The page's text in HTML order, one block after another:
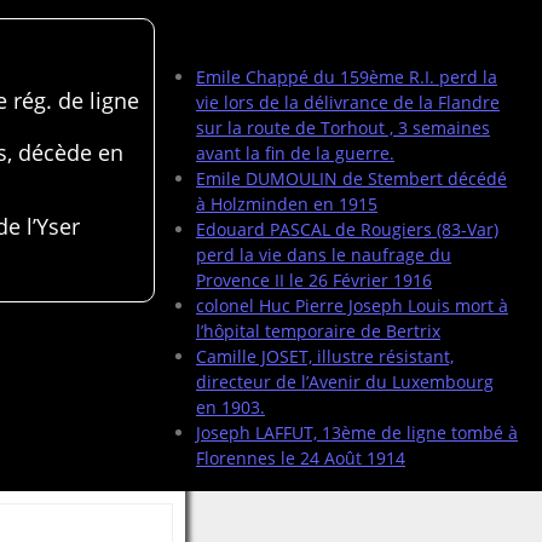
Emile Chappé du 159ème R.I. perd la
vie lors de la délivrance de la Flandre
sur la route de Torhout , 3 semaines
avant la fin de la guerre.
Emile DUMOULIN de Stembert décédé
à Holzminden en 1915
Edouard PASCAL de Rougiers (83-Var)
perd la vie dans le naufrage du
Provence II le 26 Février 1916
colonel Huc Pierre Joseph Louis mort à
l’hôpital temporaire de Bertrix
Camille JOSET, illustre résistant,
directeur de l’Avenir du Luxembourg
en 1903.
Joseph LAFFUT, 13ème de ligne tombé à
Florennes le 24 Août 1914
rég. de ligne
décède en
l’Yser